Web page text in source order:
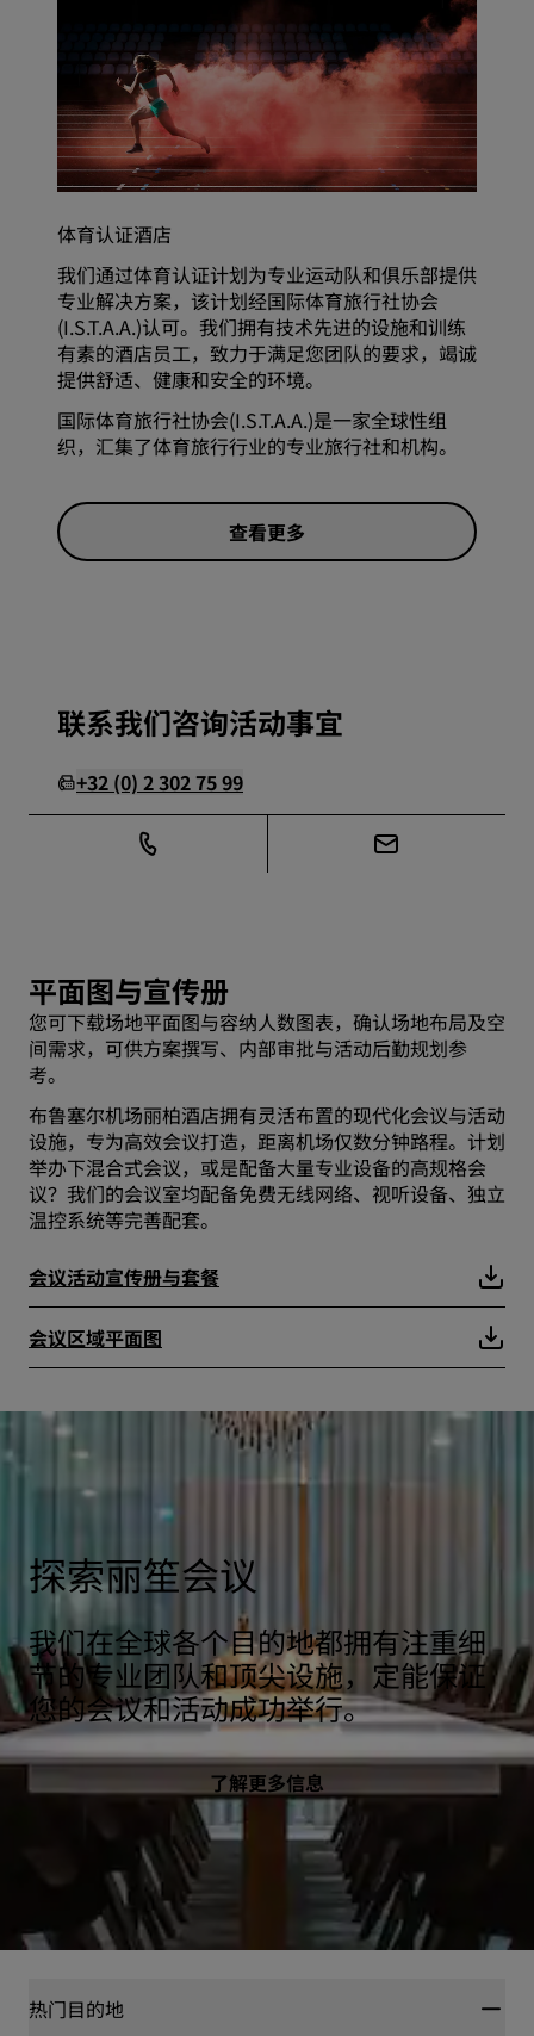
体育认证酒店
我们通过体育认证计划为专业运动队和俱乐部提供
专业解决方案，该计划经国际体育旅行社协会
(I.S.T.A.A.)认可。我们拥有技术先进的设施和训练
有素的酒店员工，致力于满足您团队的要求，竭诚
提供舒适、健康和安全的环境。
国际体育旅行社协会(I.S.T.A.A.)是一家全球性组
织，汇集了体育旅行行业的专业旅行社和机构。
查看更多
联系我们咨询活动事宜
+32 (0) 2 302 75 99
平面图与宣传册
您可下载场地平面图与容纳人数图表，确认场地布局及空
间需求，可供方案撰写、内部审批与活动后勤规划参
考。
布鲁塞尔机场丽柏酒店拥有灵活布置的现代化会议与活动
设施，专为高效会议打造，距离机场仅数分钟路程。计划
举办下混合式会议，或是配备大量专业设备的高规格会
议？我们的会议室均配备免费无线网络、视听设备、独立
温控系统等完善配套。
会议活动宣传册与套餐
会议区域平面图
探索丽笙会议
我们在全球各个目的地都拥有注重细
节的专业团队和顶尖设施，定能保证
您的会议和活动成功举行。
了解更多信息
热门目的地